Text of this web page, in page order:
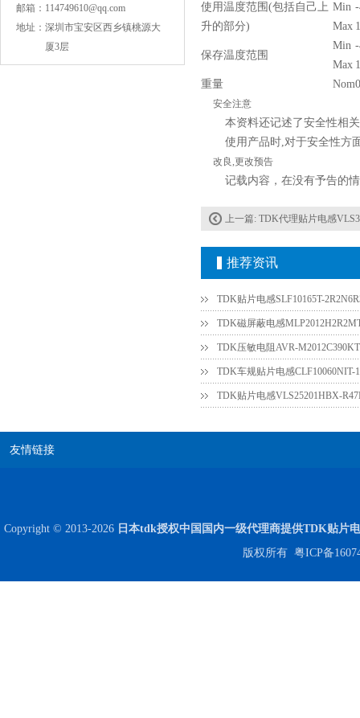
贴片安规电容2220 X2 AC250V 0.1UF封装
邮箱： 114749610@qq.com
地址： 深圳市宝安区西乡镇桃源大
厦3层
使用温度范围(包括自己上
升的部分)
Min
Max
保存温度范围
Min
Max
重量
Nom
安全注意
本资料还记述了安全性相
使用产品时,对于安全性方
改良,更改预告
记载内容，在没有予告的
上一篇: TDK代理贴片电感VLS3012ET-
推荐资讯
TDK贴片电感SLF10165T-
TDK磁屏蔽电感
TDK压敏电阻AVR-
TDK贴片电感VLS25201HBX-
友情链接
Copyright © 2013-2026 日本tdk授权中国国内一级代理商提供TDK贴片
版权所有 粤ICP备